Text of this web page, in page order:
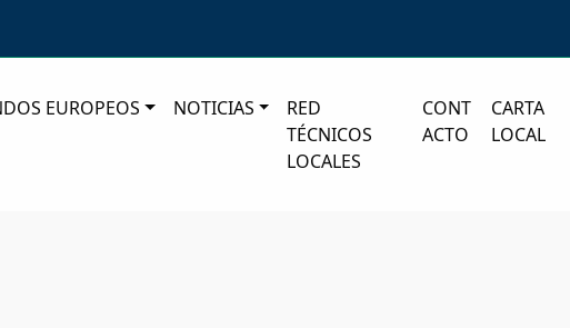
EUROPEOS NOTICIAS
RED
TÉCNICOS
LOCALES
CONT
ACTO
CARTA
LOCAL